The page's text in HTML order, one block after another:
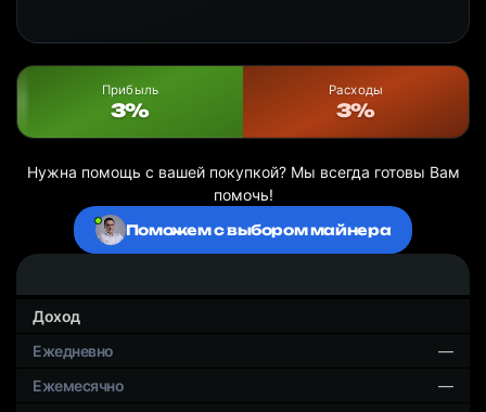
Прибыль
3%
Расходы
3%
Нужна помощь с вашей покупкой? Мы всегда готовы Вам
помочь!
Поможем с выбором майнера
Доход
—
—